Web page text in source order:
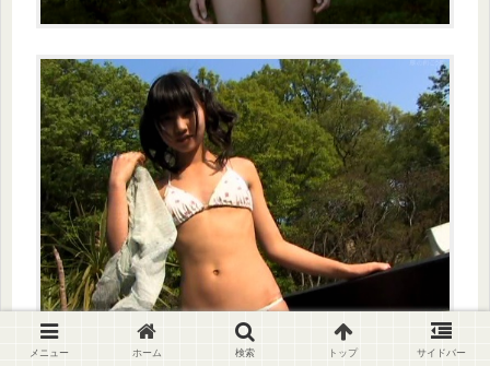
メニュー ホーム 検索 トップ サイドバー